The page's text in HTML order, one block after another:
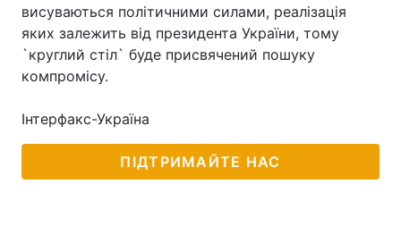
Екологія Регіони
Лонгріди
Інтерв'ю Думки
Архів Вакансії
висуваються політичними силами, реалізація
яких залежить від президента України, тому
`круглий стіл` буде присвячений пошуку
компромісу.
Інтерфакс-Україна
ПІДТРИМАЙТЕ НАС